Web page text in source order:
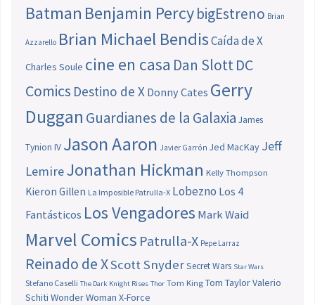
Batman Benjamin PercybigEstreno Brian
Azzarello Brian Michael BendisCaída de X
Charles Soule cine en casa Dan SlottDC
Comics Destino de X Donny Cates Gerry
Duggan Guardianes de la Galaxia James
Tynion IV Jason Aaron Javier Garrón Jed MacKay Jeff
LemireJonathan Hickman Kelly Thompson
Kieron Gillen La Imposible Patrulla-X Lobezno Los 4
Fantásticos Los Vengadores Mark Waid
Marvel Comics Patrulla-X Pepe Larraz
Reinado de XScott SnyderSecret Wars Star Wars
Stefano Caselli The Dark Knight Rises Thor Tom King Tom TaylorValerio
Schiti Wonder Woman X-Force